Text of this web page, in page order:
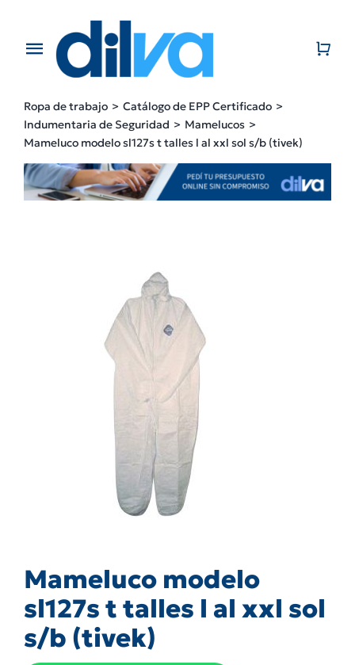
contentToggle
EMPRESA
PRODUCTOS
Ropa de trabajo
Catálogo de EPP Certificado
Indumentaria de Seguridad
Mamelucos
Mameluco modelo sl127s t talles l al xxl sol s/b (tivek)
Mameluco modelo
sl127s t talles l al xxl sol
s/b (tivek)